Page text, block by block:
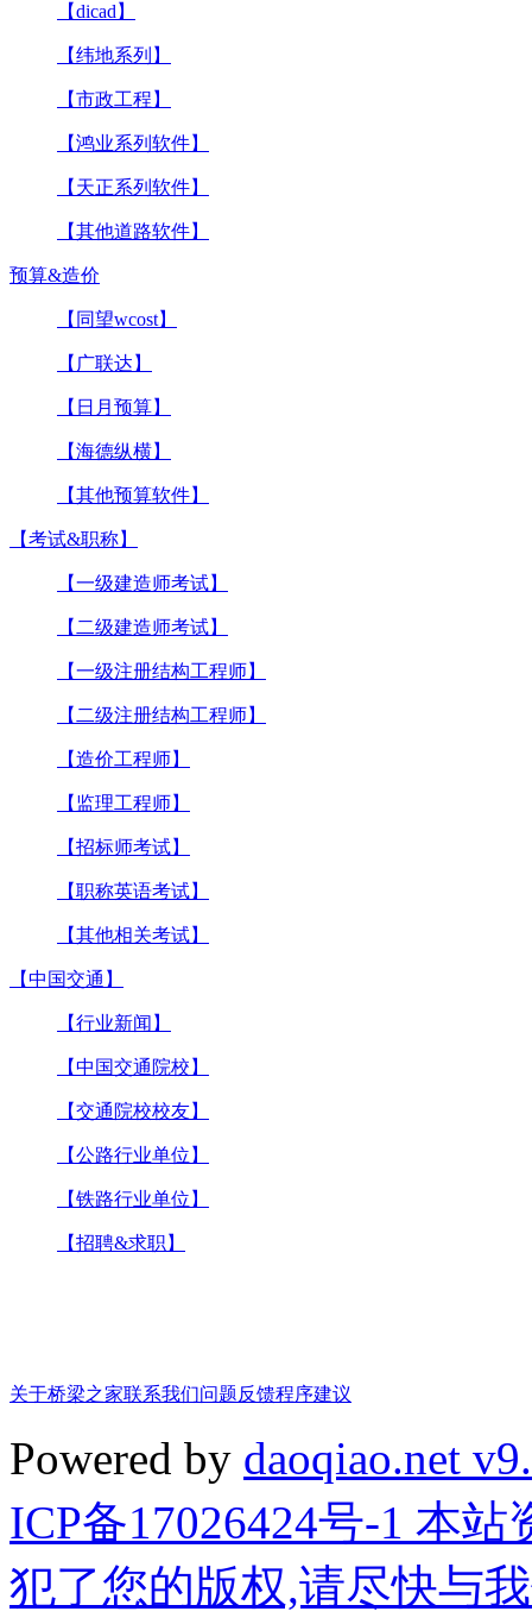
【dicad】
【纬地系列】
【市政工程】
【鸿业系列软件】
【天正系列软件】
【其他道路软件】
预算&造价
【同望wcost】
【广联达】
【日月预算】
【海德纵横】
【其他预算软件】
【考试&职称】
【一级建造师考试】
【二级建造师考试】
【一级注册结构工程师】
【二级注册结构工程师】
【造价工程师】
【监理工程师】
【招标师考试】
【职称英语考试】
【其他相关考试】
【中国交通】
【行业新闻】
【中国交通院校】
【交通院校校友】
【公路行业单位】
【铁路行业单位】
【招聘&求职】
关于桥梁之家联系我们问题反馈程序建议
Powered by daoqiao.net
ICP备17026424号-1 本
犯了您的版权,请尽快与